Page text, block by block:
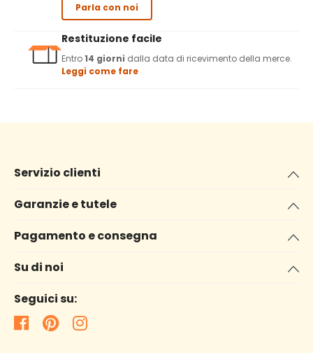
Parla con noi
Restituzione facile
Entro14 giorni dalla data di ricevimento della merce.
Leggi come fare
Servizio clienti
Garanzie e tutele
Pagamento e consegna
Su di noi
Seguici su: